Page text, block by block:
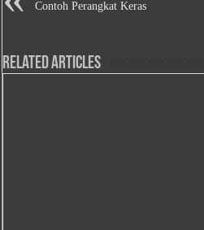
Contoh Perangkat Keras
Related Articles